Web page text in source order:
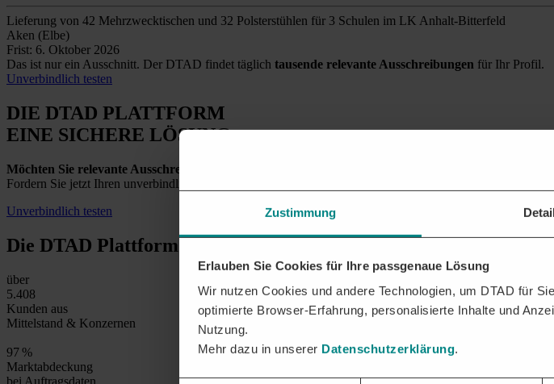
Zustimmung
Erlauben Sie Cookies für Ihre passgenaue Lösung
Wir nutzen Cookies und andere Technologien, um DTAD für
optimierte Browser-Erfahrung, personalisierte Inhalte und
Nutzung.
Mehr dazu in unserer Datenschutzerklärung.
Lieferung von 42 Mehrzwecktischen und 32 Polsterstühlen für 3 Schulen im LK Anhalt-Bitterfeld
Aken (Elbe)
Frist: 6. Oktober 2026
Das ist nur ein Ausschnitt. Der DTAD findet täglich tausende relevante Ausschreibungen für Ihr Profil.
Unverbindlich testen
DIE DTAD PLATTFORM
EINE SICHERE LÖSUNG
Möchten Sie relevante Ausschreibungen in Bern und der Umgebung finden?
Fordern Sie jetzt Ihren unverbindlichen Testzugang an und entdecken Sie alle relevanten Auftragschancen
Unverbindlich testen
Die DTAD Plattformin Zahlen
über
5.500
Kunden aus
Mittelstand & Konzernen
99%
Marktabdeckung
bei Auftragsdaten